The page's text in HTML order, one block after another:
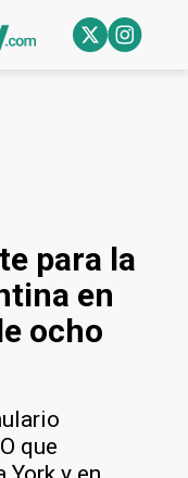
para la
en
ocho
que